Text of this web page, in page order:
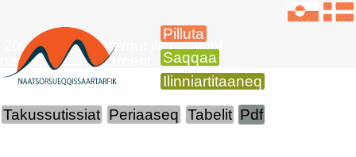
Pilluta
Saqqaa
Ilinniartitaaneq
2024-mi inuusuttunut ilinniarfinni
naammassinnittarnerit
Takussutissiat Periaaseq Tabelit Pdf